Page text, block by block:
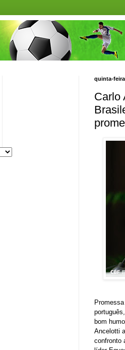
quinta-
Carlo
bom
Ancelotti
confronto